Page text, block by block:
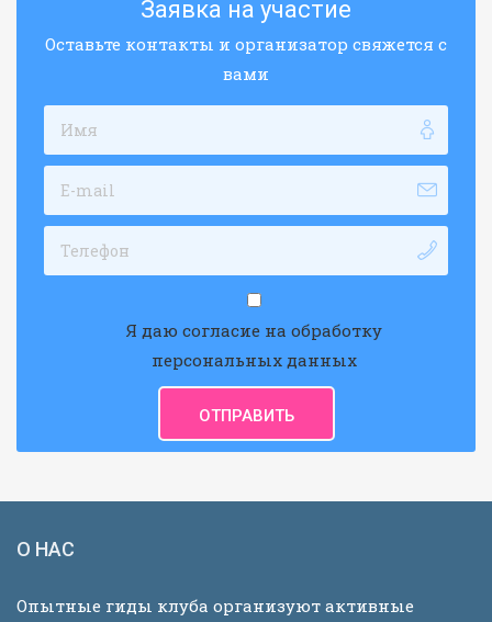
Заявка на участие
Оставьте контакты и организатор свяжется с
вами
Я даю согласие на обработку
персональных данных
О НАС
Опытные гиды клуба организуют активные